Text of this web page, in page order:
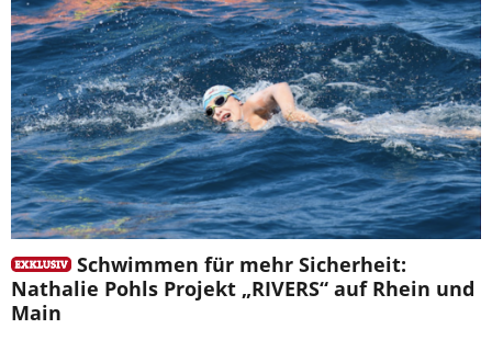
Schwimmen für mehr Sicherheit:
Nathalie Pohls Projekt „RIVERS“ auf Rhein und
Main